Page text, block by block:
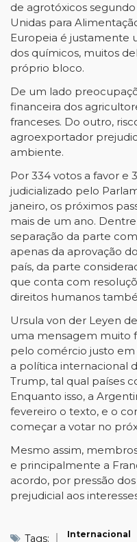
de agrotóxicos
Unidas para
Europeia é justamente
dos químicos, muitos
próprio bloco.
De um lado
financeira dos
franceses. Do outro,
agroexportador
ambiente.
Por 334 votos a favor e
judicializado pelo
janeiro, os próximos
mais de um ano.
separação da parte
apenas da aprovação
país, da parte
que conta com
direitos humanos
Ursula von der Leyen
uma mensagem muito
pelo comércio justo em
a política internacional
Trump, tal qual países
Enquanto isso, a
fevereiro o texto, e o
começar a votar no
Mesmo assim,
e principalmente a
acordo, por pressão
prejudicial aos
Tags: Internacional